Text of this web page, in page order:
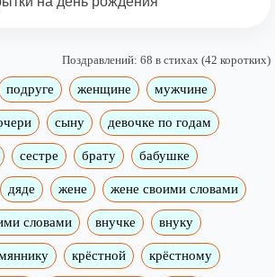
Поздравлений: 68 в стихах (42 коротких)
подруге женщине мужчине
сыну девочке по годам
сестре брату бабушке
дяде жене жене своими словами
словами внучке внуку
крёстной крёстному